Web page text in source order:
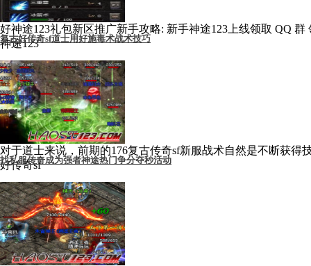
好神途123礼包新区推广新手攻略: 新手神途123上线领取 QQ
神途123
复古好传奇sf道士用好施毒术战术技巧
对于道士来说，前期的176复古传奇sf新服战术自然是不断获
好传奇sf
找私服传奇成为强者神途热门争分夺秒活动